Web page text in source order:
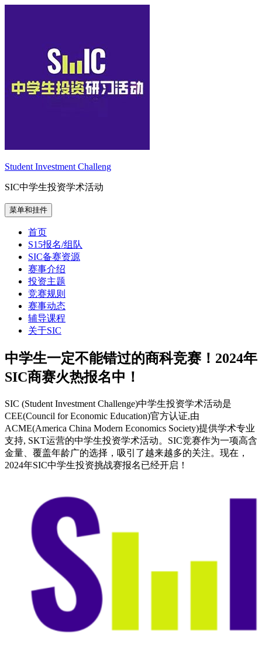
Student Investment Challeng
SIC中学生投资学术活动
菜单和挂件
首页
S15报名/组队
SIC备赛资源
赛事介绍
投资主题
竞赛规则
赛事动态
辅导课程
关于SIC
中学生一定不能错过的商科竞赛！2024年
SIC商赛火热报名中！
SIC (Student Investment Challenge)中学生投资学术活动是
CEE(Council for Economic Education)官方认证,由
ACME(America China Modern Economics Society)提供学术专业
支持, SKT运营的中学生投资学术活动。SIC竞赛作为一项高含
金量、覆盖年龄广的选择，吸引了越来越多的关注。现在，
2024年SIC中学生投资挑战赛报名已经开启！